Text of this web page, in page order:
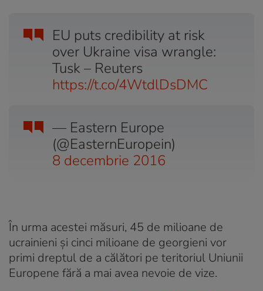
EU puts credibility at risk
over Ukraine visa wrangle:
Tusk – Reuters
https://t.co/4WtdlDsDMC
— Eastern Europe
(@EasternEuropein)
8 decembrie 2016
În urma acestei măsuri, 45 de milioane de
ucrainieni şi cinci milioane de georgieni vor
primi dreptul de a călători pe teritoriul Uniunii
Europene fără a mai avea nevoie de vize.